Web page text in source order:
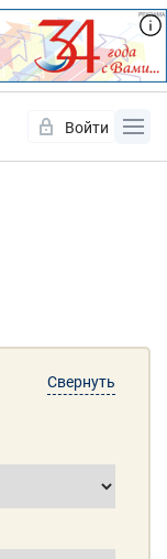
Войти
Свернуть